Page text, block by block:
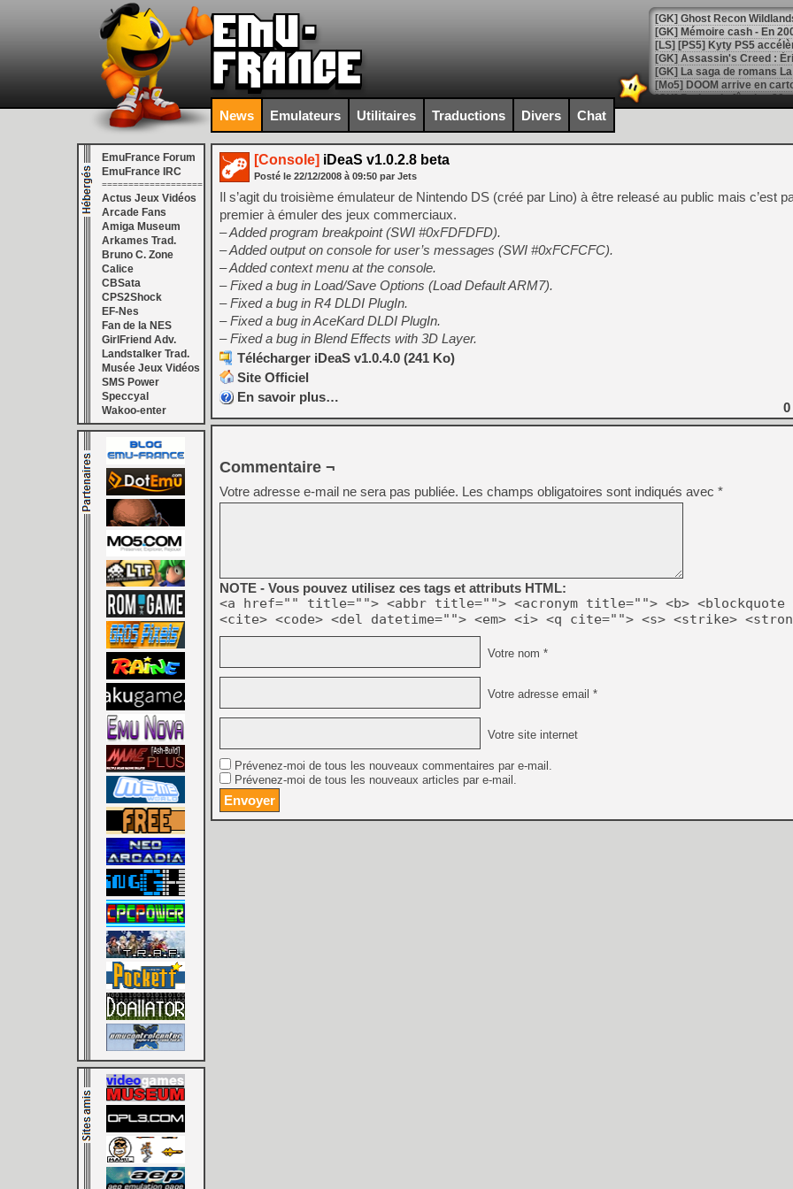
[Mo5] DOOM arrive en
[GK] Bethesda fête les 30
[GK] Roblox : l'action en
[GK] Agenda - GeForce
[LS] [PS5] ps5-y2jb-
[GK] Pourquoi Marvel
[GK] Test : Restory : Chill
[GK] GTA 6 : Rockstar
[GK] Hot Wheels Infinite
[GK] Mémoire cash -
[GK] Résultats Nintendo :
[GK] Déjà des
[Mo5] Brickboy cherche à
[GK] Minecraft et ses «
[GK] Beast of
[GK] Ubisoft : fin de partie
[GK] Mémoire cash -
[GK] Dan Houser (GTA)
[GK] Comment EA Sports
[GK] Crimson Moon : un
[GK] Isle of Reveries : le
[GK] Moonlighter 2 : The
[GK] Capcom relance
[Mo5] Deux inédits du
[GK] Le beat'em up The
[GK] Endless Legend 2 :
[LS] [PS5] Le WebKit
News Emulateurs Utilitaires Traductions Divers Chat
EmuFrance Forum
EmuFrance IRC
===================
Actus Jeux Vidéos
Arcade Fans
Amiga Museum
Arkames Trad.
Bruno C. Zone
Calice
CBSata
CPS2Shock
EF-Nes
Fan de la NES
GirlFriend Adv.
Landstalker Trad.
Musée Jeux Vidéos
SMS Power
Speccyal
Wakoo-enter
[Console] iDeaS v1.0.2.8 beta
Posté le 22/12/2008 à 09:50 par Jets
Il s’agit du troisième émulateur de Nintendo DS (créé par Lino) à être releasé au public mais c’est
premier à émuler des jeux commerciaux.
– Added program breakpoint (SWI #0xFDFDFD).
– Added output on console for user’s messages (SWI #0xFCFCFC).
– Added context menu at the console.
– Fixed a bug in Load/Save Options (Load Default ARM7).
– Fixed a bug in R4 DLDI PlugIn.
– Fixed a bug in AceKard DLDI PlugIn.
– Fixed a bug in Blend Effects with 3D Layer.
Télécharger iDeaS v1.0.4.0 (241 Ko)
Site Officiel
En savoir plus…
0
Commentaire ¬
Votre adresse e-mail ne sera pas publiée. Les champs obligatoires sont indiqués avec *
NOTE - Vous pouvez utilisez ces tags et attributs HTML:
<a href="" title=""> <abbr title=""> <acronym title=""> <b> <blockquote
<cite> <code> <del datetime=""> <em> <i> <q cite=""> <s> <strike>
Votre nom *
Votre adresse email *
Votre site internet
Prévenez-moi de tous les nouveaux commentaires par e-mail.
Prévenez-moi de tous les nouveaux articles par e-mail.